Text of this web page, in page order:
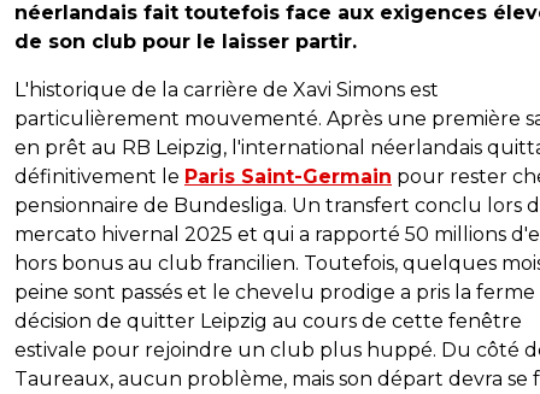
néerlandais fait toutefois face aux exigences
de son club pour le laisser partir.
L'historique de la carrière de Xavi Simons est
particulièrement mouvementé. Après une première
en prêt au RB Leipzig, l'international néerlandais
définitivement le Paris Saint-Germain pour rester
pensionnaire de Bundesliga. Un transfert conclu lors
mercato hivernal 2025 et qui a rapporté 50 millions
hors bonus au club francilien. Toutefois, quelques
peine sont passés et le chevelu prodige a pris la ferme
décision de quitter Leipzig au cours de cette fenêtre
estivale pour rejoindre un club plus huppé. Du côté
Taureaux, aucun problème, mais son départ devra se